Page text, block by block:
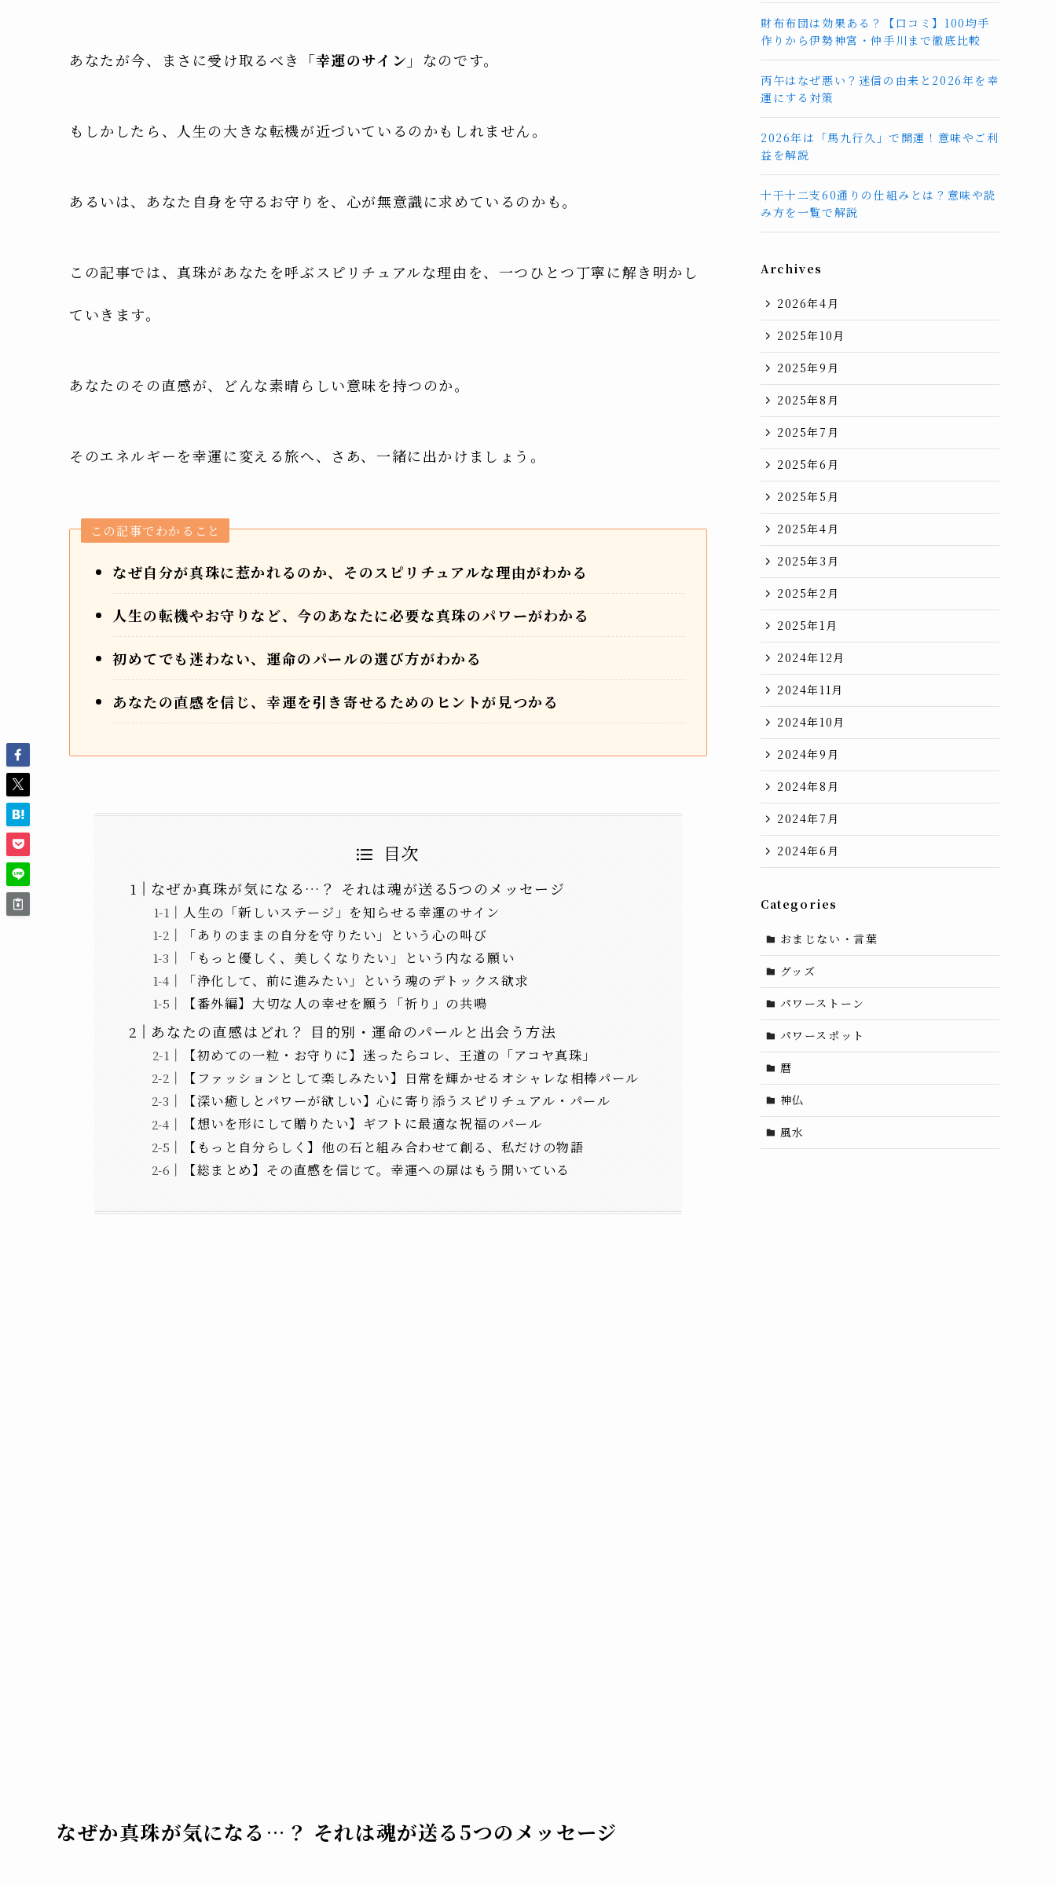
あなたが今、まさに受け取るべき 「幸運のサイン」 なのです。
もしかしたら、人生の大きな転機が近づいているのかもしれません。
あるいは、あなた自身を守るお守りを、心が無意識に求めているのかも。
この記事では、真珠があなたを呼ぶスピリチュアルな理由を、一つひとつ丁寧に解き明かし
ていきます。
あなたのその直感が、どんな素晴らしい意味を持つのか。
そのエネルギーを幸運に変える旅へ、さあ、一緒に出かけましょう。
この記事でわかること
なぜ自分が真珠に惹かれるのか、そのスピリチュアルな理由がわかる
人生の転機やお守りなど、今のあなたに必要な真珠のパワーがわかる
初めてでも迷わない、運命のパールの選び方がわかる
あなたの直感を信じ、幸運を引き寄せるためのヒントが見つかる
目次
なぜか真珠が気になる…？ それは魂が送る5つのメッセージ
人生の「新しいステージ」を知らせる幸運のサイン
「ありのままの自分を守りたい」という心の叫び
「もっと優しく、美しくなりたい」という内なる願い
「浄化して、前に進みたい」という魂のデトックス欲求
【番外編】大切な人の幸せを願う「祈り」の共鳴
あなたの直感はどれ？ 目的別・運命のパールと出会う方法
【初めての一粒・お守りに】迷ったらコレ、王道の「アコヤ真珠」
【ファッションとして楽しみたい】日常を輝かせるオシャレな相棒パール
【深い癒しとパワーが欲しい】心に寄り添うスピリチュアル・パール
【想いを形にして贈りたい】ギフトに最適な祝福のパール
【もっと自分らしく】他の石と組み合わせて創る、私だけの物語
【総まとめ】その直感を信じて。幸運への扉はもう開いている
なぜか真珠が気になる…？ それは魂が送る5つのメッセージ
財布布団は効果ある？【口コミ】100均手
作りから伊勢神宮・仲手川まで徹底比較
丙午はなぜ悪い？迷信の由来と2026年を幸
運にする対策
2026年は「馬九行久」で開運！意味やご利
益を解説
十干十二支60通りの仕組みとは？意味や読
み方を一覧で解説
Archives
2026年4月
2025年10月
2025年9月
2025年8月
2025年7月
2025年6月
2025年5月
2025年4月
2025年3月
2025年2月
2025年1月
2024年12月
2024年11月
2024年10月
2024年9月
2024年8月
2024年7月
2024年6月
Categories
おまじない・言葉
グッズ
パワーストーン
パワースポット
暦
神仏
風水